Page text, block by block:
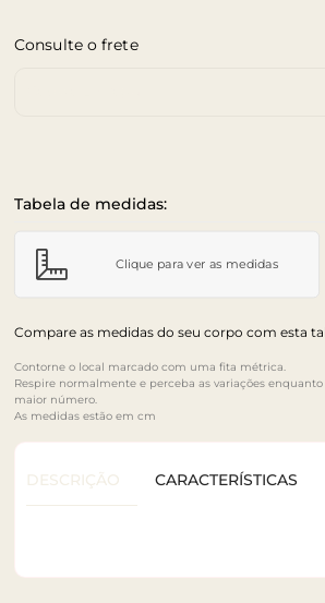
Consulte o frete
Tabela de medidas:
Clique para ver as medidas
Compare as medidas do seu corpo com esta
Contorne o local marcado com uma fita métrica.
Respire normalmente e perceba as variações
maior número.
As medidas estão em cm
DESCRIÇÃO CARACTERÍSTICAS